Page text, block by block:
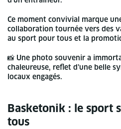
Ce moment convivial marque
collaboration tournée vers des
au sport pour tous et la
📸 Une photo souvenir a
chaleureuse, reflet d’une belle
locaux engagés.
Basketonik : le sport
tous